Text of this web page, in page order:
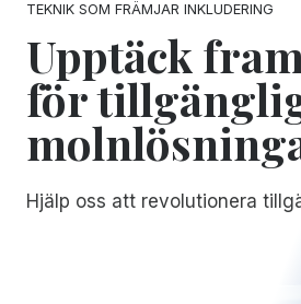
TEKNIK SOM FRÄMJAR INKLUDERING
Upptäck
för
Hjälp oss att revolutionera